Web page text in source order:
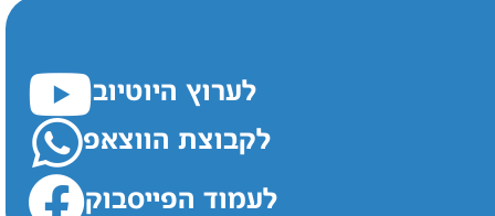
לערוץ היוטיוב
לקבוצת הווצאפ
לעמוד הפייסבוק